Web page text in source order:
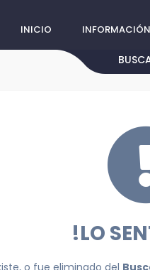
INICIO
!LO
o fue eliminado del